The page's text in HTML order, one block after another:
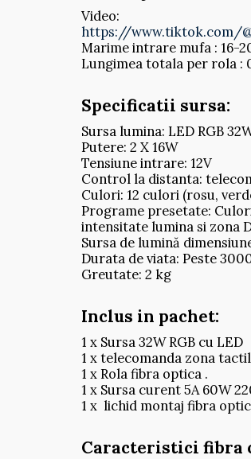
Video:
https://www.tiktok.com/
Marime intrare mufa : 16-
Lungimea totala per rola :
Specificatii sursa:
Sursa lumina: LED RGB
Putere: 2 X 16W
Tensiune intrare: 12V
Control la distanta:
Culori: 12 culori (rosu,
Programe presetate:
intensitate lumina si zona
Sursa de lumină
Durata de viata: Peste
Greutate: 2 kg
Inclus in pachet:
1 x Sursa 32W RGB cu LED
1 x telecomanda zona
1 x Rola fibra optica .
1 x Sursa curent 5A 60W
1 x lichid montaj fibra
Caracteristici fibra